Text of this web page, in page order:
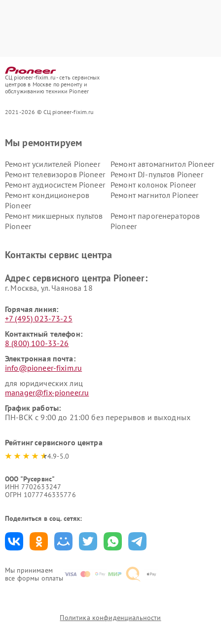
СЦ pioneer-fixim.ru - сеть сервисных
центров в Москве по ремонту и
обслуживанию техники Pioneer
2021-2026 © СЦ pioneer-fixim.ru
Мы принимаем
все формы оплаты
Мы ремонтируем
Ремонт усилителей Pioneer
Ремонт автомагнитол Pioneer
Ремонт телевизоров Pioneer
Ремонт DJ-пультов Pioneer
Ремонт аудиосистем Pioneer
Ремонт колонок Pioneer
Ремонт кондиционеров
Pioneer
Ремонт магнитол Pioneer
Ремонт микшерных пультов
Pioneer
Ремонт парогенераторов
Pioneer
Контакты сервис центра
Адрес сервисного центра Pioneer:
г. Москва, ул. Чаянова 18
Горячая линия:
+7 (495) 023-73-25
Контактный телефон:
8 (800) 100-33-26
Электронная почта:
info@pioneer-fixim.ru
для юридических лиц
manager@fix-pioneer.ru
График работы:
ПН-ВСК с 9:00 до 21:00 без перерывов и выходных
Рейтинг сервисного центра
4.9-5.0
ООО "Русервис"
ИНН 7702633247
ОГРН 1077746335776
Поделиться в соц. сетях:
Политика конфиденциальности